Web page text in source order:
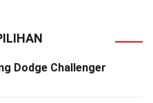
Dodge Challenger